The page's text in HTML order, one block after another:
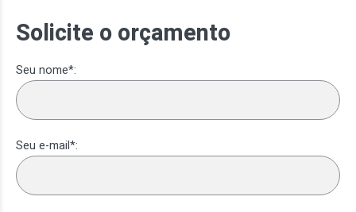
Solicite o orçamento
Seu nome*:
Seu e-mail*: